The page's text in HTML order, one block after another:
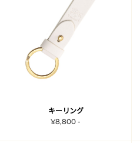
キーリング
¥8,800 -